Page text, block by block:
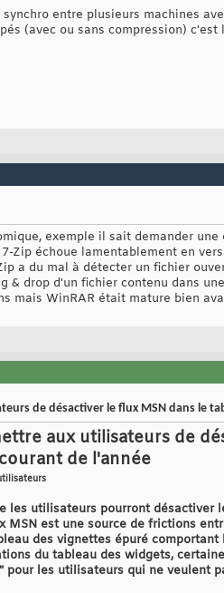
entre plusieurs machines
(avec ou sans compression)
exemple il sait demander
Zip échoue lamentablement en
a du mal à détecter un fichier
& drop d'un fichier contenu dans
mais WinRAR était mature bien
de désactiver le flux MSN dans le
aux utilisateurs de
de l'année
les utilisateurs pourront
MSN est une source de frictions
des vignettes épuré
du tableau des widgets,
les utilisateurs qui ne veulent